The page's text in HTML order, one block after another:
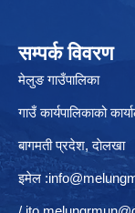
सम्पर्क विवरण
मेलुङ गाउँपालिका
गाउँ कार्यपालिकाको
बागमती प्रदेश, दाेलखा
इमेल :